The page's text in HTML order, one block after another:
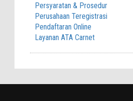
Persyaratan & Prosedur
Perusahaan Teregistrasi
Pendaftaran Online
Layanan ATA Carnet